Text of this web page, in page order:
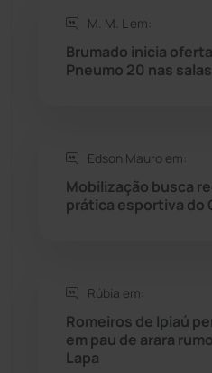
Rio do Antônio
Seabra
Sítio do Mato
Sudoeste Baiano
M. M. L em:
Brumado inicia
Pneumo 20 nas
Edson Mauro em:
Mobilização busca
prática esportiva do
Rúbia em:
Romeiros de Ipiaú
em pau de arara
Lapa